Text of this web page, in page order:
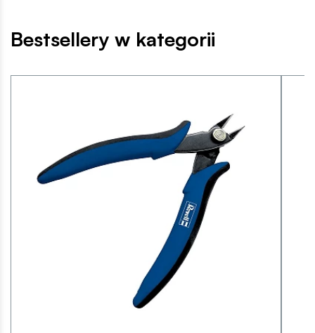
Bestsellery w kategorii